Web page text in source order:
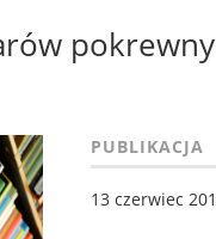
PUBLIKACJA
13 czerwiec